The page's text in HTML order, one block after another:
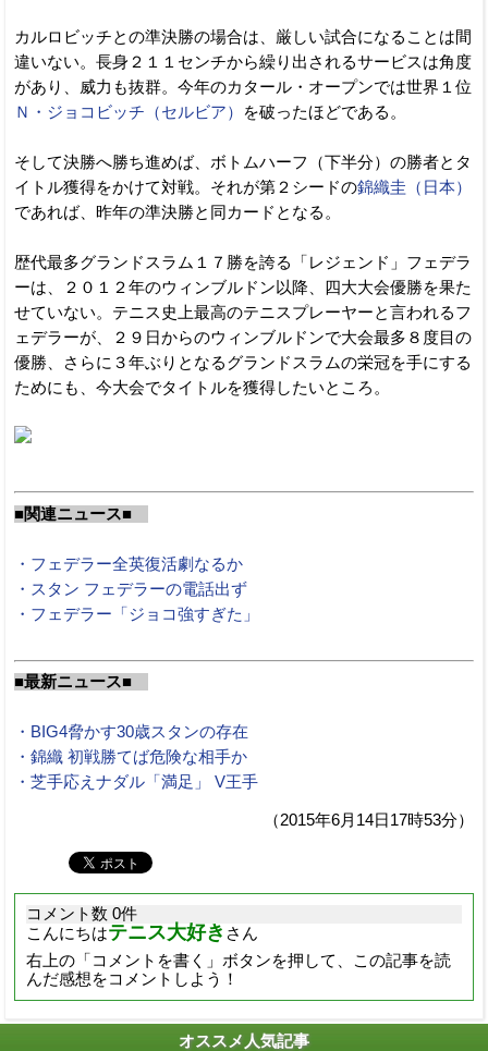
カルロビッチとの準決勝の場合は、厳しい試合になることは間
違いない。長身２１１センチから繰り出されるサービスは角度
があり、威力も抜群。今年のカタール・オープンでは世界１位
Ｎ・ジョコビッチ（セルビア）
を破ったほどである。
そして決勝へ勝ち進めば、ボトムハーフ（下半分）の勝者とタ
イトル獲得をかけて対戦。それが第２シードの錦織圭（日本）
であれば、昨年の準決勝と同カードとなる。
歴代最多グランドスラム１７勝を誇る「レジェンド」フェデラ
ーは、２０１２年のウィンブルドン以降、四大大会優勝を果た
せていない。テニス史上最高のテニスプレーヤーと言われるフ
ェデラーが、２９日からのウィンブルドンで大会最多８度目の
優勝、さらに３年ぶりとなるグランドスラムの栄冠を手にする
ためにも、今大会でタイトルを獲得したいところ。
■関連ニュース■
・フェデラー全英復活劇なるか
・スタン フェデラーの電話出ず
・フェデラー「ジョコ強すぎた」
■最新ニュース■
・BIG4脅かす30歳スタンの存在
・錦織 初戦勝てば危険な相手か
・芝手応えナダル「満足」 V王手
（2015年6月14日17時53分）
コメント数 0件
こんにちはテニス大好き さん
右上の「コメントを書く」ボタンを押して、この記事を読
んだ感想をコメントしよう！
オススメ人気記事